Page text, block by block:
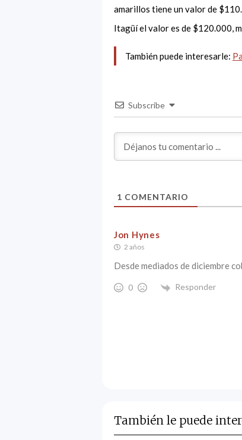
amarillos tiene un valor de
Itagüí el valor es de $120.000,
También puede interesarle:
Subscribe
1 COMENTARIO
Jon Hynes
2 años
Desde mediados de diciembre
0 Responder
También le puede